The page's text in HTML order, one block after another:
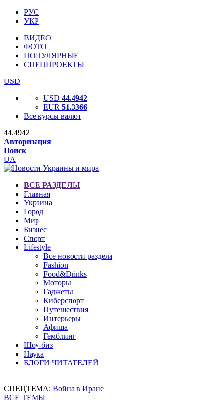
РУС
УКР
ВИДЕО
ФОТО
ПОПУЛЯРНЫЕ
СПЕЦПРОЕКТЫ
USD
USD 44.4942
EUR 51.3366
Все курсы валют
44.4942
Авторизация
Поиск
UA
ВСЕ РАЗДЕЛЫ
Главная
Украина
Город
Мир
Бизнес
Спорт
Lifestyle
Все новости раздела
Fashion
Food&Drinks
Моторы
Гаджеты
Киберспорт
Путешествия
Интерьеры
Афиша
Гемблинг
Шоу-биз
Наука
БЛОГИ ЧИТАТЕЛЕЙ
СПЕЦТЕМА: Война в Иране
ВСЕ ТЕМЫ